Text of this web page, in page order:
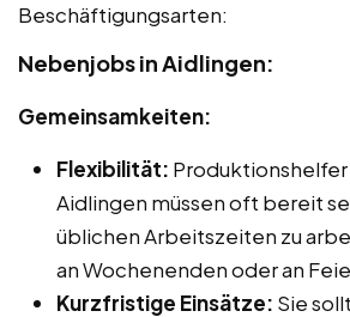
Beschäftigungsarten:
Nebenjobs in Aidlingen:
Gemeinsamkeiten:
Flexibilität:
Aidlingen müssen oft bereit
üblichen Arbeitszeiten zu
an Wochenenden oder an
Kurzfristige Einsätze: Sie